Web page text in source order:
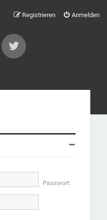
Anmelden
Registrieren
Passwort: